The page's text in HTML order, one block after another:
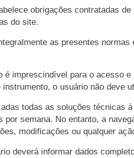
obrigações contratadas
do site.
as presentes
é imprescindível para o acesso
o usuário não deve
todas as soluções técnicas
semana. No entanto, a
modificações ou qualquer
deverá informar dados